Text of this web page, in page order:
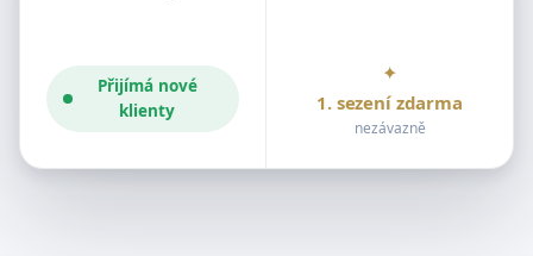
Přijímá nové
klienty
✦
1. sezení zdarma
nezávazně